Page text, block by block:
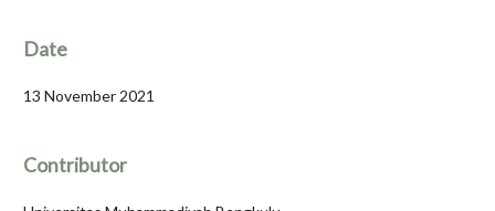
Date
13 November 2021
Contributor